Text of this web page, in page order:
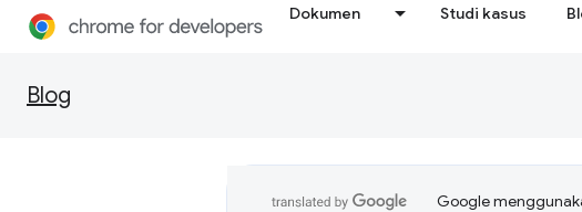
Dokumen Studi kasus
Blog
Google